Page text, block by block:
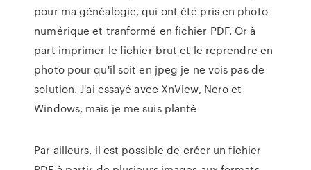
pour ma généalogie, qui ont été pris en photo
numérique et tranformé en fichier PDF. Or à
part imprimer le fichier brut et le reprendre en
photo pour qu'il soit en jpeg je ne vois pas de
solution. J'ai essayé avec XnView, Nero et
Windows, mais je me suis planté
Par ailleurs, il est possible de créer un fichier